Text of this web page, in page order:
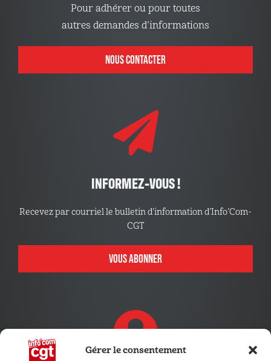
Gérer le consentement
Pour adhérer ou pour toutes
autres demandes d’informations
NOUS CONTACTER
INFORMEZ-VOUS !
Recevez par courriel le bulletin d’information d’Info’Com-
CGT
VOUS ABONNER